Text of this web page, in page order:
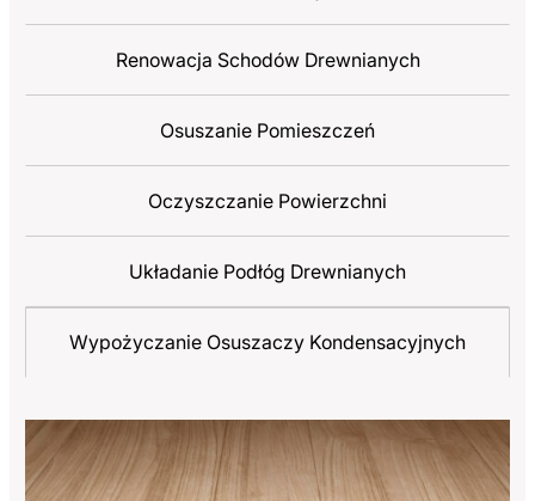
Renowacja Schodów Drewnianych
Osuszanie Pomieszczeń
Oczyszczanie Powierzchni
Układanie Podłóg Drewnianych
Wypożyczanie Osuszaczy Kondensacyjnych